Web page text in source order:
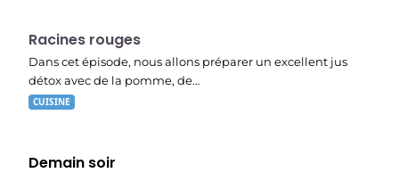
19:56
Racines rouges
Dans cet épisode, nous allons préparer un excellent jus
détox avec de la pomme, de…
CUISINE
Demain soir